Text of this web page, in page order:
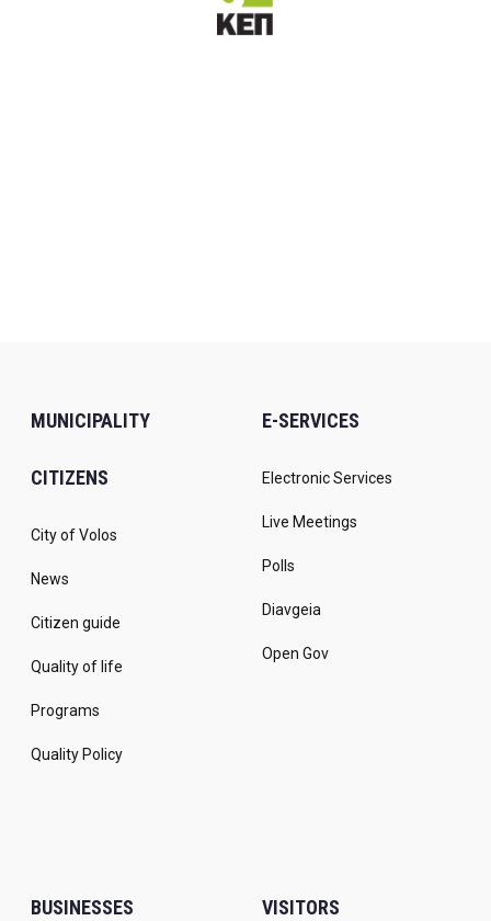
MUNICIPALITY
CITIZENS
City of Volos
News
Citizen guide
Quality of life
Programs
Quality Policy
E-SERVICES
Electronic Services
Live Meetings
Polls
Diavgeia
Open Gov
BUSINESSES VISITORS